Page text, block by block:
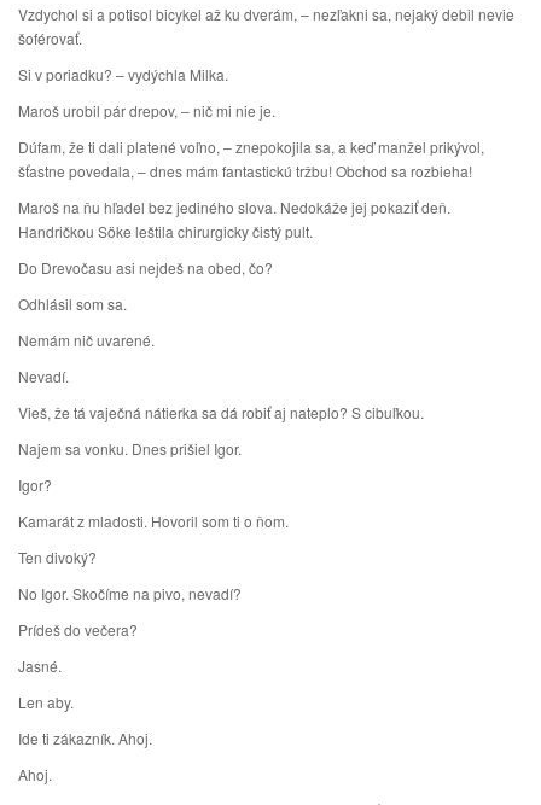
Vzdychol si a potisol bicykel až ku dverám, – nezľakni sa, nejaký debil nevie
šoférovať.
Si v poriadku? – vydýchla Milka.
Maroš urobil pár drepov, – nič mi nie je.
Dúfam, že ti dali platené voľno, – znepokojila sa, a keď manžel prikývol,
šťastne povedala, – dnes mám fantastickú tržbu! Obchod sa rozbieha!
Maroš na ňu hľadel bez jediného slova. Nedokáže jej pokaziť deň.
Handričkou Söke leštila chirurgicky čistý pult.
Do Drevočasu asi nejdeš na obed, čo?
Odhlásil som sa.
Nemám nič uvarené.
Nevadí.
Vieš, že tá vaječná nátierka sa dá robiť aj nateplo? S cibuľkou.
Najem sa vonku. Dnes prišiel Igor.
Igor?
Kamarát z mladosti. Hovoril som ti o ňom.
Ten divoký?
No Igor. Skočíme na pivo, nevadí?
Prídeš do večera?
Jasné.
Len aby.
Ide ti zákazník. Ahoj.
Ahoj.